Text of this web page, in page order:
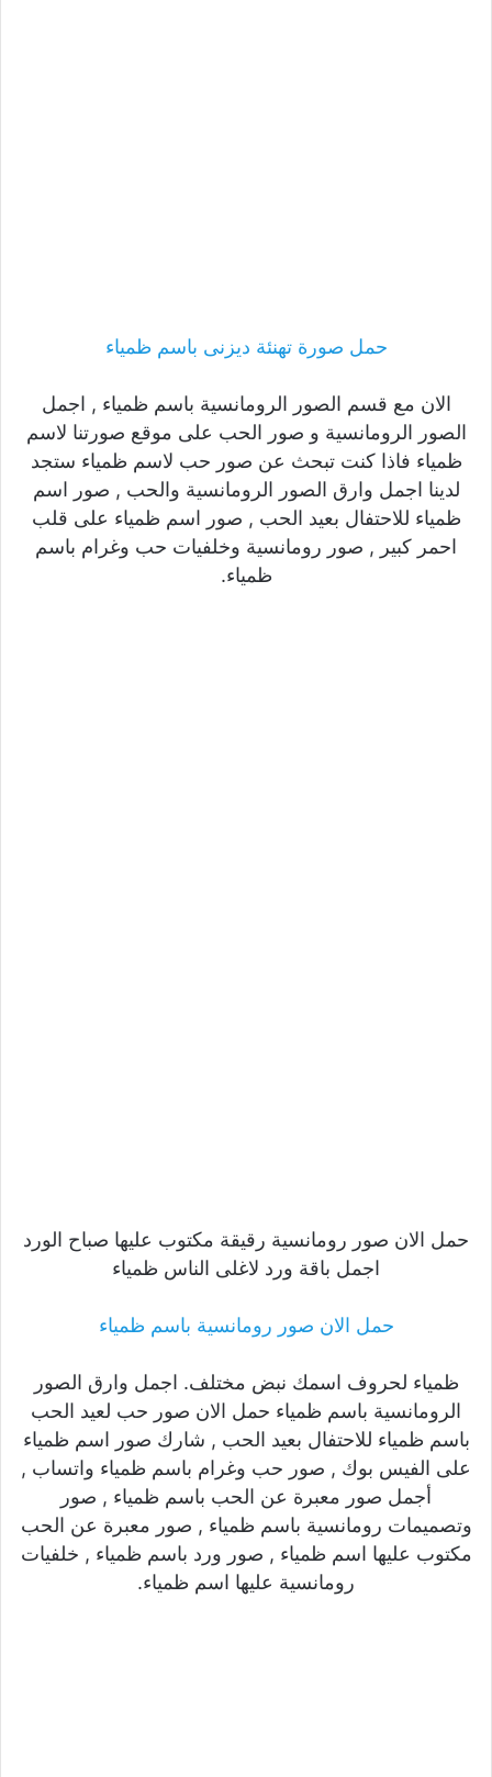
حمل صورة تهنئة ديزنى باسم ظمياء
الان مع قسم الصور الرومانسية باسم ظمياء , اجمل
الصور الرومانسية و صور الحب على موقع صورتنا لاسم
ظمياء فاذا كنت تبحث عن صور حب لاسم ظمياء ستجد
لدينا اجمل وارق الصور الرومانسية والحب , صور اسم
ظمياء للاحتفال بعيد الحب , صور اسم ظمياء على قلب
احمر كبير , صور رومانسية وخلفيات حب وغرام باسم
ظمياء.
حمل الان صور رومانسية رقيقة مكتوب عليها صباح الورد
اجمل باقة ورد لاغلى الناس ظمياء
حمل الان صور رومانسية باسم ظمياء
ظمياء لحروف اسمك نبض مختلف. اجمل وارق الصور
الرومانسية باسم ظمياء حمل الان صور حب لعيد الحب
باسم ظمياء للاحتفال بعيد الحب , شارك صور اسم ظمياء
على الفيس بوك , صور حب وغرام باسم ظمياء واتساب ,
أجمل صور معبرة عن الحب باسم ظمياء , صور
وتصميمات رومانسية باسم ظمياء , صور معبرة عن الحب
مكتوب عليها اسم ظمياء , صور ورد باسم ظمياء , خلفيات
رومانسية عليها اسم ظمياء.